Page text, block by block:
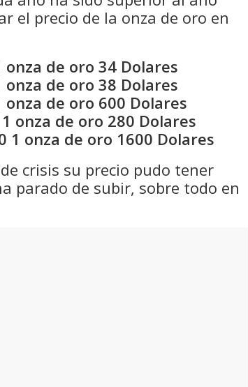
el precio de la onza de oro en
onza de oro 34 Dolares
onza de oro 38 Dolares
onza de oro 600 Dolares
onza de oro 280 Dolares
1 onza de oro 1600 Dolares
crisis su precio pudo tener
parado de subir, sobre todo en